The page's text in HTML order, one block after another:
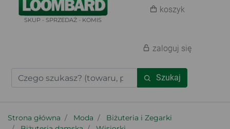
SKUP - SPRZEDAŻ - KOMIS
Szukaj
koszyk
zaloguj się
Strona główna Moda
Biżuteria i Zegarki